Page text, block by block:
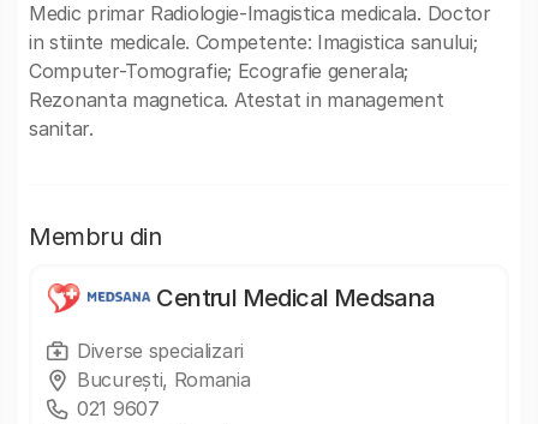
Medic primar Radiologie-Imagistica medicala. Doctor
in stiinte medicale. Competente: Imagistica sanului;
Computer-Tomografie; Ecografie generala;
Rezonanta magnetica. Atestat in management
sanitar.
Membru din
Centrul Medical Medsana
Diverse specializari
București, Romania
021 9607